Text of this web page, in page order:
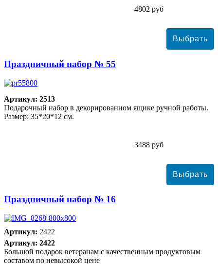
4802 руб
Праздничный набор № 55
Артикул: 2513
Подарочный набор в декорированном ящике ручной работы.
Размер: 35*20*12 см.
3488 руб
Праздничный набор № 16
Артикул: 2422
Артикул: 2422
Большой подарок ветеранам с качественным продуктовым
составом по невысокой цене